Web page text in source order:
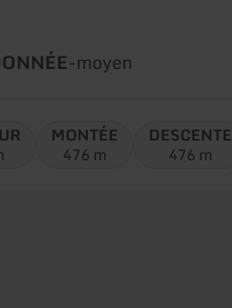
-Difficulté:
moyen
MONTÉE
476 m
DESCENTE
476 m